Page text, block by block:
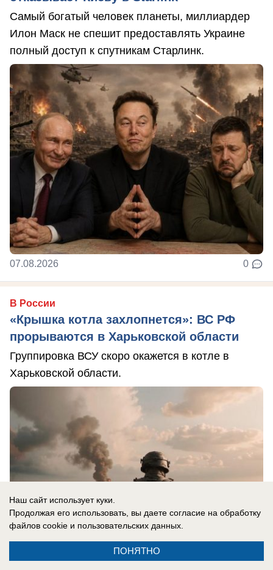
Самый богатый человек планеты, миллиардер
Илон Маск не спешит предоставлять Украине
полный доступ к спутникам Старлинк.
07.08.2026 0
В России
«Крышка котла захлопнется»: ВС РФ
прорываются в Харьковской области
Группировка ВСУ скоро окажется в котле в
Харьковской области.
Наш сайт использует куки.
Продолжая его использовать, вы даете согласие на обработку
файлов cookie и пользовательских данных.
ПОНЯТНО